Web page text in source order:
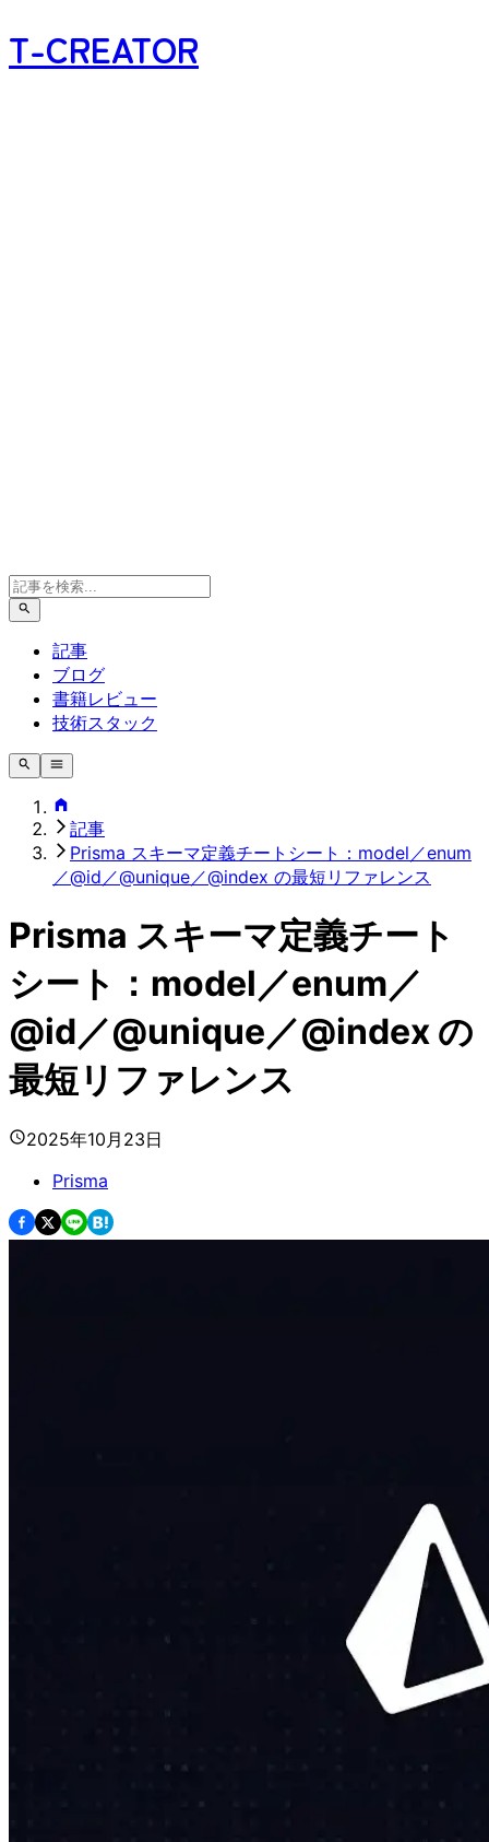
T-CREATOR
記事
ブログ
書籍レビュー
技術スタック
記事
Prisma スキーマ定義チートシート：model／enum
／@id／@unique／@index の最短リファレンス
Prisma スキーマ定義チート
シート：model／enum／
@id／@unique／@index の
最短リファレンス
2025年10月23日
Prisma